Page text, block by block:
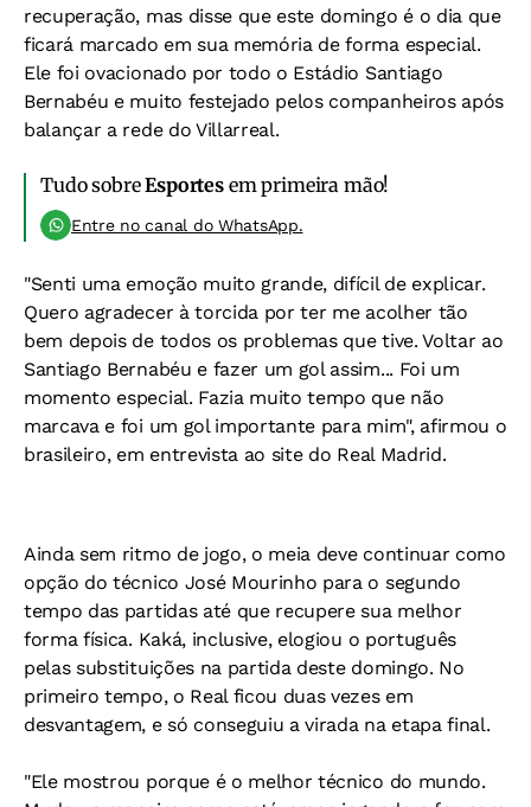
recuperação, mas disse que este domingo é o dia que
ficará marcado em sua memória de forma especial.
Ele foi ovacionado por todo o Estádio Santiago
Bernabéu e muito festejado pelos companheiros após
balançar a rede do Villarreal.
Tudo sobreEsportesem primeira mão!
Entre no canal do WhatsApp.
"Senti uma emoção muito grande, difícil de explicar.
Quero agradecer à torcida por ter me acolher tão
bem depois de todos os problemas que tive. Voltar ao
Santiago Bernabéu e fazer um gol assim... Foi um
momento especial. Fazia muito tempo que não
marcava e foi um gol importante para mim", afirmou o
brasileiro, em entrevista ao site do Real Madrid.
Ainda sem ritmo de jogo, o meia deve continuar como
opção do técnico José Mourinho para o segundo
tempo das partidas até que recupere sua melhor
forma física. Kaká, inclusive, elogiou o português
pelas substituições na partida deste domingo. No
primeiro tempo, o Real ficou duas vezes em
desvantagem, e só conseguiu a virada na etapa final.
"Ele mostrou porque é o melhor técnico do mundo.